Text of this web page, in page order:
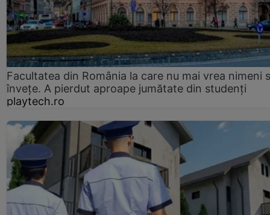
Facultatea din România la care nu mai vrea nimeni
înveţe. A pierdut aproape jumătate din studenţi
playtech.ro